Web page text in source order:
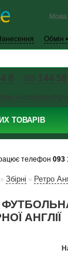
Мова
Обмін
8 050 144 58
ТОВАРІВ
телефон 093
» Збірні » Ретро
АНГЛІЇ